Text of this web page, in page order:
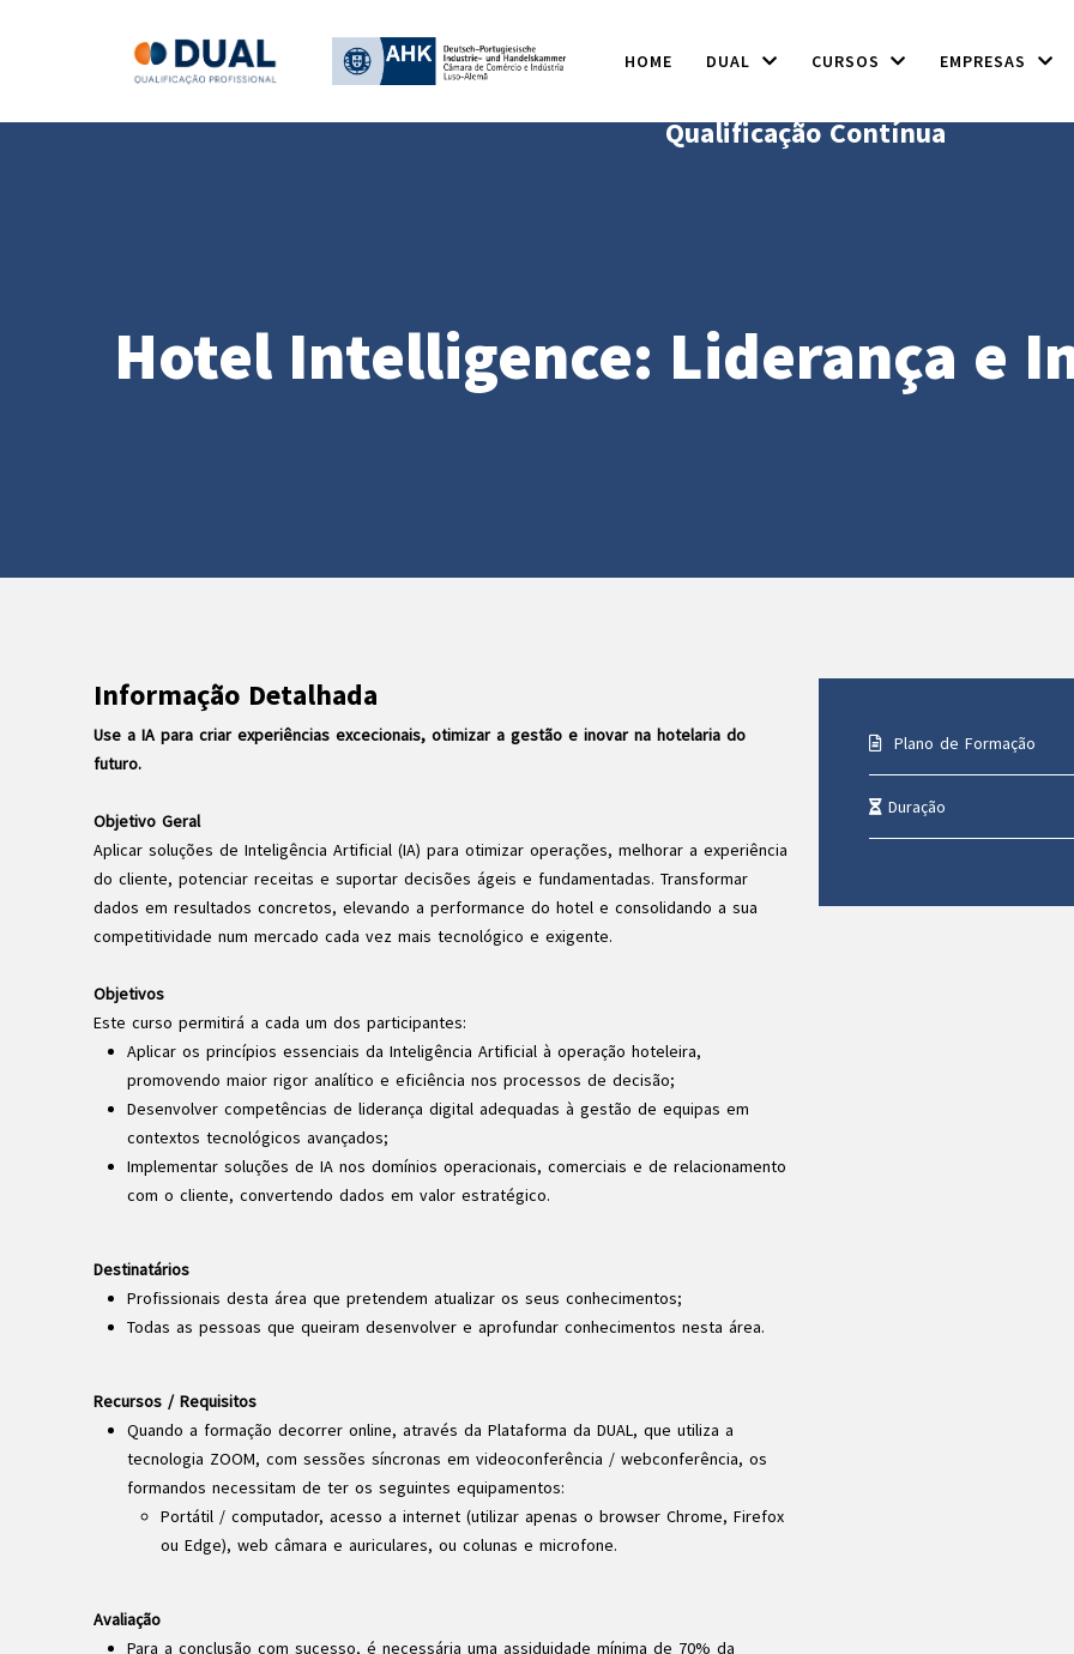
HOME DUAL CURSOS EMPRESAS
Qualificação Contínua
Hotel Intelligence: Liderança e
Informação Detalhada
Use a IA para criar experiências excecionais, otimizar a gestão e inovar na hotelaria do
futuro.
Objetivo Geral
Aplicar soluções de Inteligência Artificial (IA) para otimizar operações, melhorar a experiência
do cliente, potenciar receitas e suportar decisões ágeis e fundamentadas. Transformar
dados em resultados concretos, elevando a performance do hotel e consolidando a sua
competitividade num mercado cada vez mais tecnológico e exigente.
Objetivos
Este curso permitirá a cada um dos participantes:
Aplicar os princípios essenciais da Inteligência Artificial à operação hoteleira,
promovendo maior rigor analítico e eficiência nos processos de decisão;
Desenvolver competências de liderança digital adequadas à gestão de equipas em
contextos tecnológicos avançados;
Implementar soluções de IA nos domínios operacionais, comerciais e de relacionamento
com o cliente, convertendo dados em valor estratégico.
Destinatários
Profissionais desta área que pretendem atualizar os seus conhecimentos;
Todas as pessoas que queiram desenvolver e aprofundar conhecimentos nesta área.
Recursos / Requisitos
Quando a formação decorrer online, através da Plataforma da DUAL, que utiliza a
tecnologia ZOOM, com sessões síncronas em videoconferência / webconferência, os
formandos necessitam de ter os seguintes equipamentos:
Portátil / computador, acesso a internet (utilizar apenas o browser Chrome, Firefox
ou Edge), web câmara e auriculares, ou colunas e microfone.
Avaliação
Para a conclusão com sucesso, é necessária uma assiduidade mínima de 70% da
Plano de Formação
Duração